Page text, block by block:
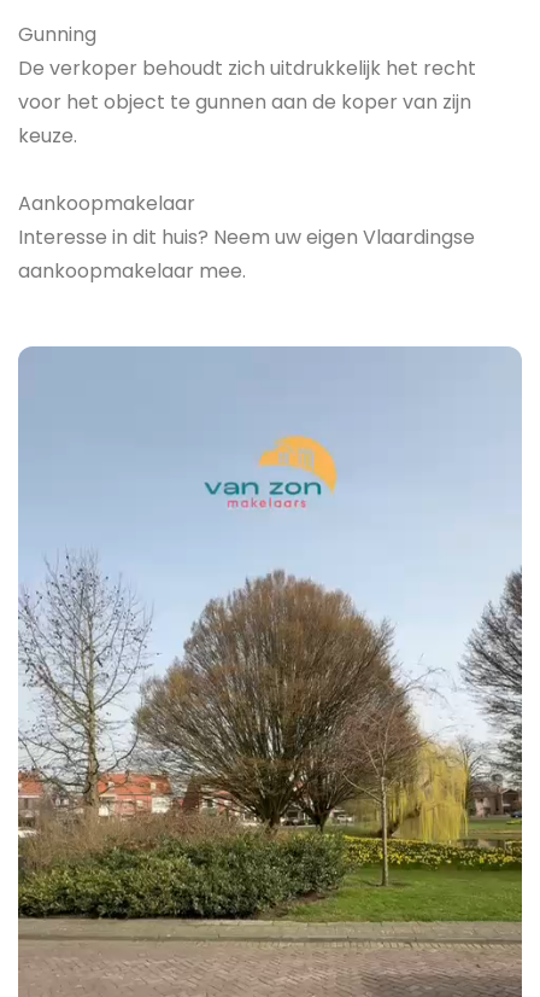
Gunning
De verkoper behoudt zich uitdrukkelijk het recht
voor het object te gunnen aan de koper van zijn
keuze.
Aankoopmakelaar
Interesse in dit huis? Neem uw eigen Vlaardingse
aankoopmakelaar mee.